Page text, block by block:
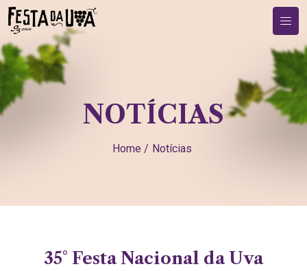
NOTÍCIAS
Home / Notícias
35° Festa Nacional da Uva